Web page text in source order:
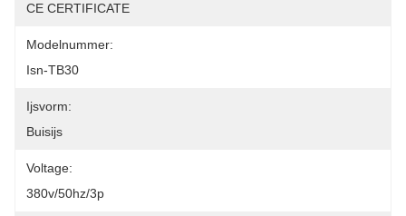
CE CERTIFICATE
Modelnummer:
Isn-TB30
Ijsvorm:
Buisijs
Voltage:
380v/50hz/3p